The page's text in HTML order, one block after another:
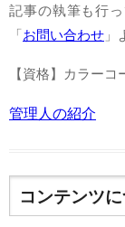
記事の執筆も行
「お問い合わせ 」
【資格】カラーコ
管理人の紹介
コンテンツ